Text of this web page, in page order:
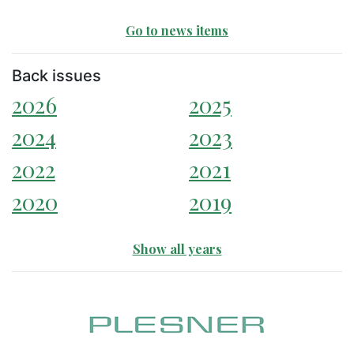
Go to news items
Back issues
2026
2025
2024
2023
2022
2021
2020
2019
Show all years